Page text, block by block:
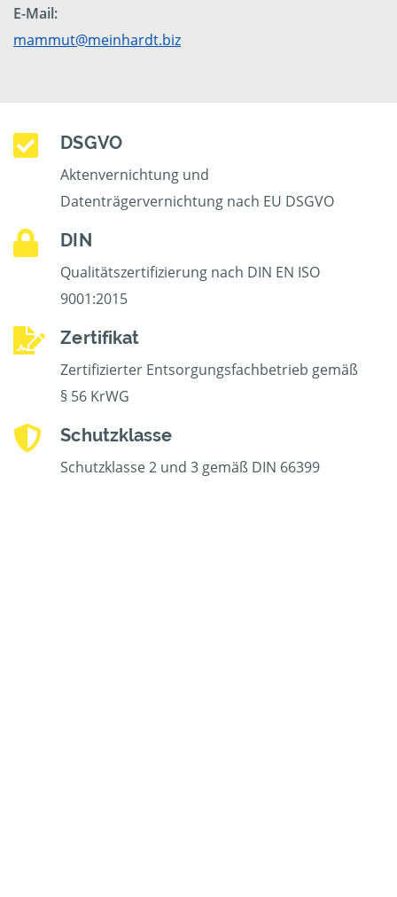
E-Mail:
mammut@meinhardt.biz
DSGVO
Aktenvernichtung und
Datenträgervernichtung nach EU DSGVO
DIN
Qualitätszertifizierung nach DIN EN ISO
9001:2015
Zertifikat
Zertifizierter Entsorgungsfachbetrieb gemäß
§ 56 KrWG
Schutzklasse
Schutzklasse 2 und 3 gemäß DIN 66399